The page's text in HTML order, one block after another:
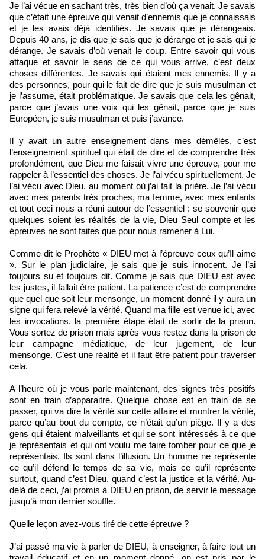
Je l’ai vécue en sachant très, très bien d’où ça venait. Je savais
que c’était une épreuve qui venait d’ennemis que je connaissais
et je les avais déjà identifiés. Je savais que je dérangeais.
Depuis 40 ans, je dis que je sais que je dérange et je sais qui je
dérange. Je savais d’où venait le coup. Entre savoir qui vous
attaque et savoir le sens de ce qui vous arrive, c’est deux
choses différentes. Je savais qui étaient mes ennemis. Il y a
des personnes, pour qui le fait de dire que je suis musulman et
je l’assume, était problématique. Je savais que cela les gênait,
parce que j’avais une voix qui les gênait, parce que je suis
Européen, je suis musulman et puis j’avance.
Il y avait un autre enseignement dans mes démêlés, c’est
l’enseignement spirituel qui était de dire et de comprendre très
profondément, que Dieu me faisait vivre une épreuve, pour me
rappeler à l’essentiel des choses. Je l’ai vécu spirituellement. Je
l’ai vécu avec Dieu, au moment où j’ai fait la prière. Je l’ai vécu
avec mes parents très proches, ma femme, avec mes enfants
et tout ceci nous a réuni autour de l’essentiel : se souvenir que
quelques soient les réalités de la vie, Dieu Seul compte et les
épreuves ne sont faites que pour nous ramener à Lui.
Comme dit le Prophète « DIEU met à l’épreuve ceux qu’Il aime
». Sur le plan judiciaire, je sais que je suis innocent. Je l’ai
toujours su et toujours dit. Comme je sais que DIEU est avec
les justes, il fallait être patient. La patience c’est de comprendre
que quel que soit leur mensonge, un moment donné il y aura un
signe qui fera relevé la vérité. Quand ma fille est venue ici, avec
les invocations, la première étape était de sortir de la prison.
Vous sortez de prison mais après vous restez dans la prison de
leur campagne médiatique, de leur jugement, de leur
mensonge. C’est une réalité et il faut être patient pour traverser
cela.
A l’heure où je vous parle maintenant, des signes très positifs
sont en train d’apparaitre. Quelque chose est en train de se
passer, qui va dire la vérité sur cette affaire et montrer la vérité,
parce qu’au bout du compte, ce n’était qu’un piège. Il y a des
gens qui étaient malveillants et qui se sont intéressés à ce que
je représentais et qui ont voulu me faire tomber pour ce que je
représentais. Ils sont dans l’illusion. Un homme ne représente
ce qu’il défend le temps de sa vie, mais ce qu’il représente
surtout, quand c’est Dieu, quand c’est la justice et la vérité. Au-
delà de ceci, j’ai promis à DIEU en prison, de servir le message
jusqu’à mon dernier souffle.
Quelle leçon avez-vous tiré de cette épreuve ?
J’ai passé ma vie à parler de DIEU, à enseigner, à faire tout un